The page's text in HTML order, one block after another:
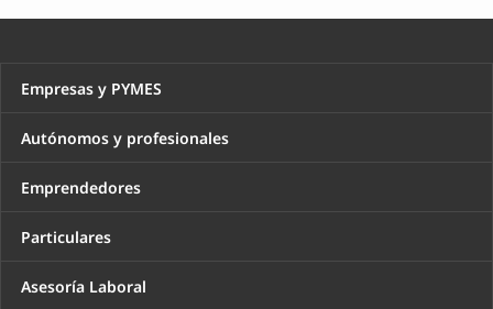
Empresas y PYMES
Autónomos y profesionales
Emprendedores
Particulares
Asesoría Laboral